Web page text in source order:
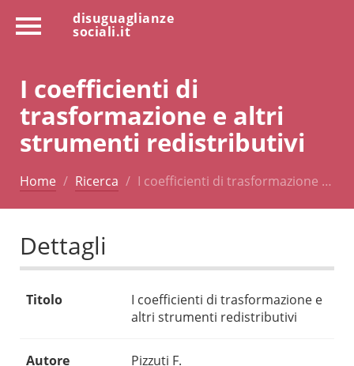
disuguaglianze
sociali.it
I coefficienti di
trasformazione e altri
strumenti redistributivi
Home Ricerca I coefficienti di trasformazione …
Dettagli
Titolo
I coefficienti di trasformazione e
altri strumenti redistributivi
Autore Pizzuti F.